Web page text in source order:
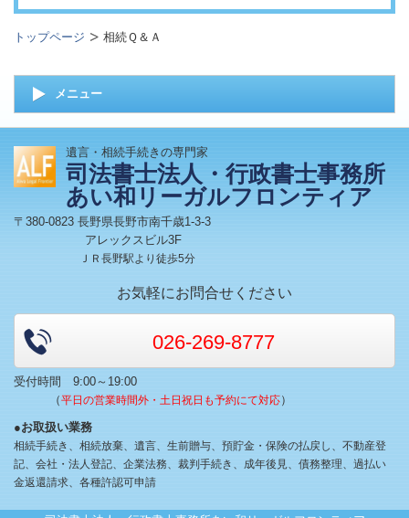
トップページ 相続Ｑ＆Ａ
メニュー
遺言・相続手続きの専門家
司法書士法人・行政書士事務所
あい和リーガルフロンティア
〒380-0823 長野県長野市南千歳1-3-3
アレックスビル3F
ＪＲ長野駅より徒歩5分
お気軽にお問合せください
026-269-8777
受付時間 9:00～19:00
（平日の営業時間外・土日祝日も予約にて対応）
●お取扱い業務
相続手続き、相続放棄、遺言、生前贈与、預貯金・保険の払戻し、不動産登
記、会社・法人登記、企業法務、裁判手続き、成年後見、債務整理、過払い
金返還請求、各種許認可申請